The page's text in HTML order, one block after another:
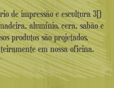
de impressão e escultura 3D
alumínio, cera, sabão e
produtos são projetados,
em nossa oficina.